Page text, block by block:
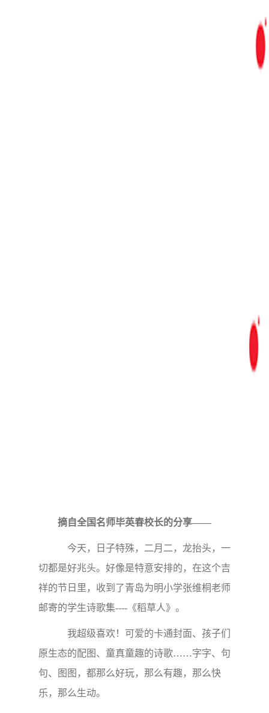
摘自全国名师毕英春校长的分享——
今天，日子特殊，二月二，龙抬头，一
切都是好兆头。好像是特意安排的，在这个吉
祥的节日里，收到了青岛为明小学张维桐老师
邮寄的学生诗歌集----《稻草人》。
我超级喜欢！可爱的卡通封面、孩子们
原生态的配图、童真童趣的诗歌……字字、句
句、图图，都那么好玩，那么有趣，那么快
乐，那么生动。